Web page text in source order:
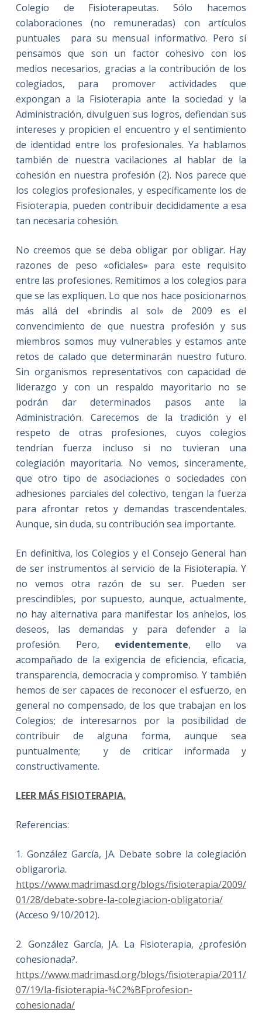
Colegio de Fisioterapeutas. Sólo hacemos
colaboraciones (no remuneradas) con artículos
puntuales para su mensual informativo. Pero sí
pensamos que son un factor cohesivo con los
medios necesarios, gracias a la contribución de los
colegiados, para promover actividades que
expongan a la Fisioterapia ante la sociedad y la
Administración, divulguen sus logros, defiendan sus
intereses y propicien el encuentro y el sentimiento
de identidad entre los profesionales. Ya hablamos
también de nuestra vacilaciones al hablar de la
cohesión en nuestra profesión (2). Nos parece que
los colegios profesionales, y específicamente los de
Fisioterapia, pueden contribuir decididamente a esa
tan necesaria cohesión.
No creemos que se deba obligar por obligar. Hay
razones de peso «oficiales» para este requisito
entre las profesiones. Remitimos a los colegios para
que se las expliquen. Lo que nos hace posicionarnos
más allá del «brindis al sol» de 2009 es el
convencimiento de que nuestra profesión y sus
miembros somos muy vulnerables y estamos ante
retos de calado que determinarán nuestro futuro.
Sin organismos representativos con capacidad de
liderazgo y con un respaldo mayoritario no se
podrán dar determinados pasos ante la
Administración. Carecemos de la tradición y el
respeto de otras profesiones, cuyos colegios
tendrían fuerza incluso si no tuvieran una
colegiación mayoritaria. No vemos, sinceramente,
que otro tipo de asociaciones o sociedades con
adhesiones parciales del colectivo, tengan la fuerza
para afrontar retos y demandas trascendentales.
Aunque, sin duda, su contribución sea importante.
En definitiva, los Colegios y el Consejo General han
de ser instrumentos al servicio de la Fisioterapia. Y
no vemos otra razón de su ser. Pueden ser
prescindibles, por supuesto, aunque, actualmente,
no hay alternativa para manifestar los anhelos, los
deseos, las demandas y para defender a la
profesión. Pero, evidentemente, ello va
acompañado de la exigencia de eficiencia, eficacia,
transparencia, democracia y compromiso. Y también
hemos de ser capaces de reconocer el esfuerzo, en
general no compensado, de los que trabajan en los
Colegios; de interesarnos por la posibilidad de
contribuir de alguna forma, aunque sea
puntualmente; y de criticar informada y
constructivamente.
LEER MÁS FISIOTERAPIA.
Referencias:
1. González García, JA. Debate sobre la colegiación
obligaroria.
https://www.madrimasd.org/blogs/fisioterapia/2009/
01/28/debate-sobre-la-colegiacion-obligatoria/
(Acceso 9/10/2012).
2. González García, JA. La Fisioterapia, ¿profesión
cohesionada?.
https://www.madrimasd.org/blogs/fisioterapia/2011/
07/19/la-fisioterapia-%C2%BFprofesion-
cohesionada/